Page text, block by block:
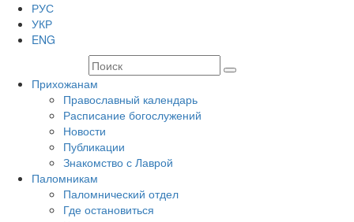
РУС
УКР
ENG
Прихожанам
Православный календарь
Расписание богослужений
Новости
Публикации
Знакомство с Лаврой
Паломникам
Паломнический отдел
Где остановиться